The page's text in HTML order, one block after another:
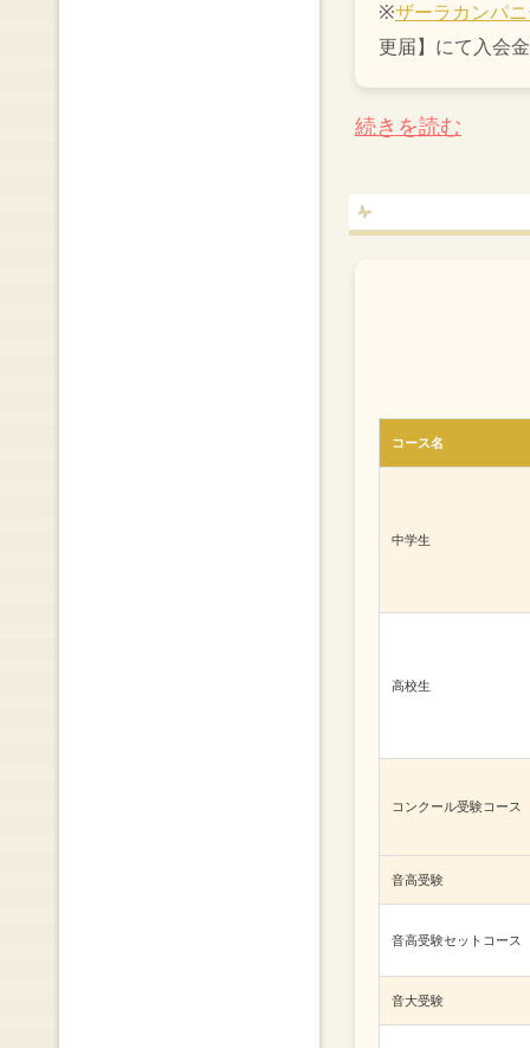
※ザーラカンパ
更届】にて入会
続きを読む
コース名
中学生
高校生
コンクール受験コース
音高受験
音高受験セットコース
音大受験